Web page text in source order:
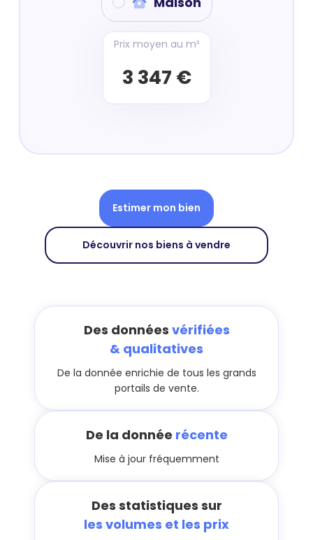
Prix moyen au m²
3 347 €
Estimer mon bien
Découvrir nos biens à vendre
Des données vérifiées
& qualitatives
De la donnée enrichie de tous les grands
portails de vente.
De la donnée récente
Mise à jour fréquemment
Des statistiques sur
les volumes et les prix